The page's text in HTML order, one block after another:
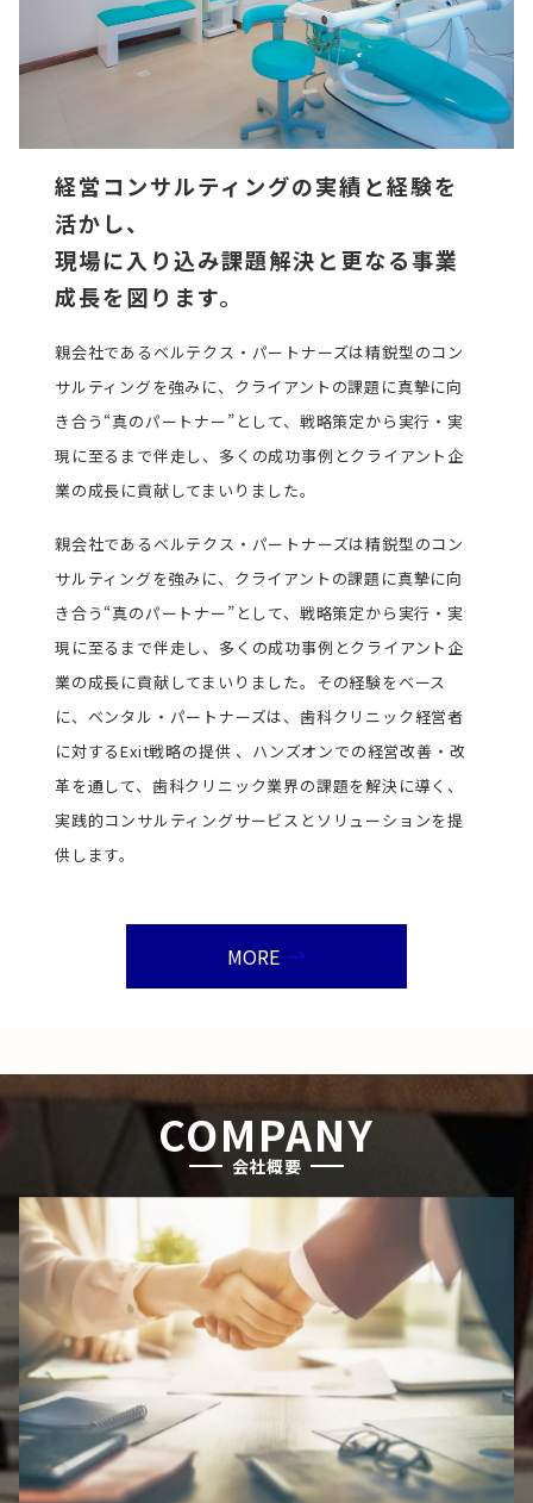
経営コンサルティングの実績と経験を
活かし、
現場に入り込み課題解決と更なる事業
成長を図ります。
親会社であるベルテクス・パートナーズは精鋭型のコン
サルティングを強みに、クライアントの課題に真摯に向
き合う“真のパートナー”として、戦略策定から実行・実
現に至るまで伴走し、多くの成功事例とクライアント企
業の成長に貢献してまいりました。
親会社であるベルテクス・パートナーズは精鋭型のコン
サルティングを強みに、クライアントの課題に真摯に向
き合う“真のパートナー”として、戦略策定から実行・実
現に至るまで伴走し、多くの成功事例とクライアント企
業の成長に貢献してまいりました。その経験をベース
に、ベンタル・パートナーズは、歯科クリニック経営者
に対するExit戦略の提供 、ハンズオンでの経営改善・改
革を通して、歯科クリニック業界の課題を解決に導く、
実践的コンサルティングサービスとソリューションを提
供します。
MORE
COMPANY
会社概要